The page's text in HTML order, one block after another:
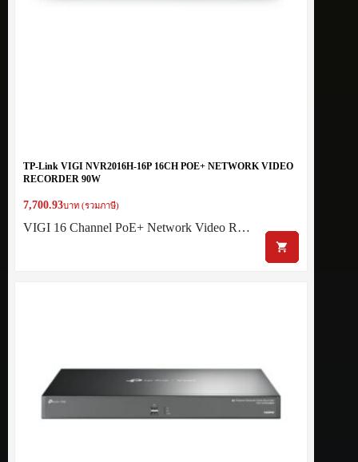
TP-Link VIGI NVR2016H-16P 16CH POE+ NETWORK VIDEO
RECORDER 90W
7,700.93บาท (รวมภาษี)
VIGI 16 Channel PoE+ Network Video R…